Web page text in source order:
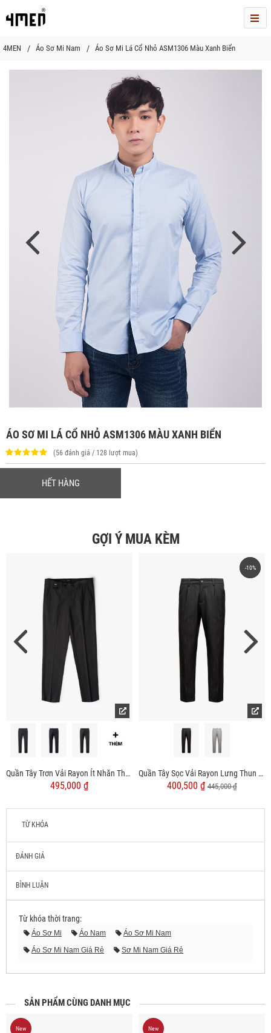
4MEN Áo Sơ Mi Nam Áo Sơ Mi Lá Cổ Nhỏ ASM1306 Màu Xanh Biển
ÁO SƠ MI LÁ CỔ NHỎ ASM1306 MÀU XANH BIỂN
(56 đánh giá / 128 lượt mua)
HẾT HÀNG
GỢI Ý MUA KÈM
Quần Tây Trơn Vải Rayon Ít Nhăn Thêu 4MEN Premium Form Slimfit QT031
495,000 ₫
-10%
-10%
Quần Tây Sọc Vải Rayon Lưng Thun Form Regular QT072
400,500 ₫445,000 ₫
TỪ KHÓA
ĐÁNH GIÁ
BÌNH LUẬN
Từ khóa thời trang:
Áo Sơ Mi Áo Nam
Áo Sơ Mi Nam
Áo Sơ Mi Nam Giá Rẻ
Sơ Mi Nam Giá Rẻ
Shop Bán Sơ Mi Nam Giá Rẻ
SẢN PHẨM CÙNG DANH MỤC
New New